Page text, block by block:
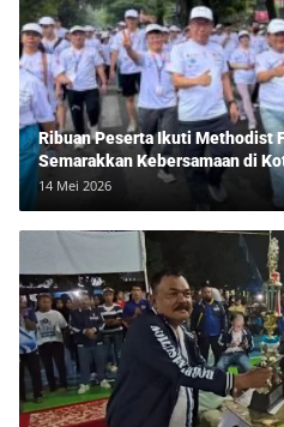
Ribuan Peserta Ikuti Methodist
Semarakkan Kebersamaan di
14 Mei 2026